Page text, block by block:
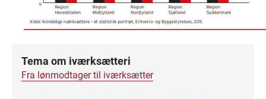
Tema om iværksætteri
Fra lønmodtager til iværksætter